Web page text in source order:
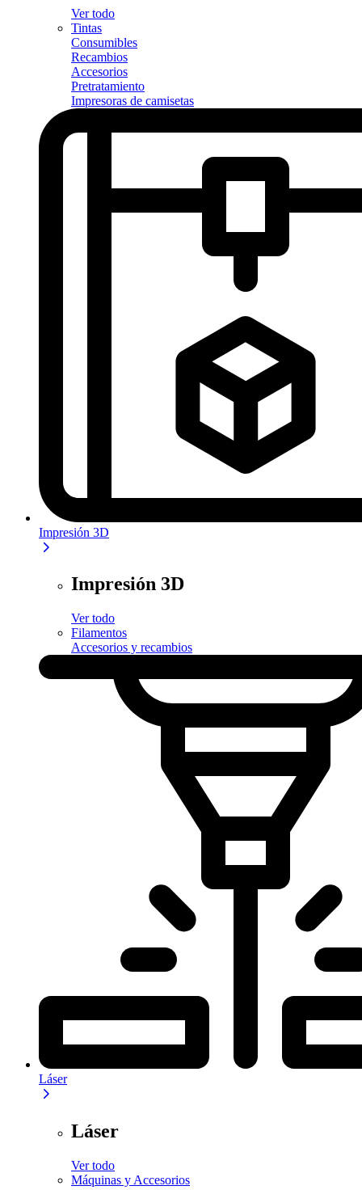
Ver todo
Tintas
Consumibles
Recambios
Accesorios
Pretratamiento
Impresoras de camisetas
Impresión 3D
Impresión 3D
Ver todo
Filamentos
Accesorios y recambios
Láser
Láser
Ver todo
Máquinas y Accesorios